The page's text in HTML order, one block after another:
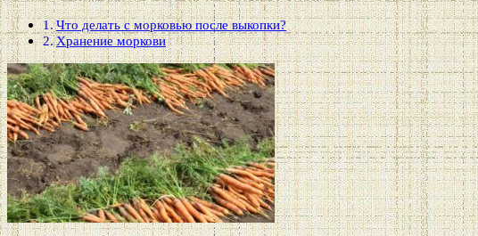
Что делать с морковью после выкопки?
Хранение моркови